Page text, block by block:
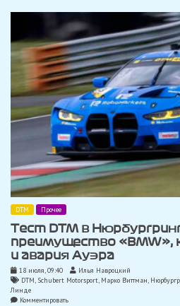
DTM Прочее
Тест DTM в
преимущество «BMW»,
и авария Ауэра
18 июля, 09:40
Илья Навроцкий
DTM, Schubert Motorsport, Марко Виттман,
Линде
Комментироватьon